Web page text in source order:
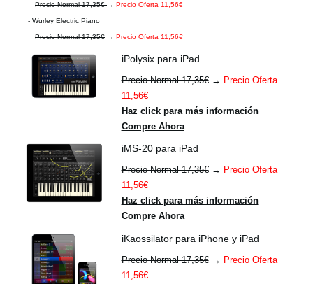
Precio Normal 17,35€→ Precio Oferta 11,56€
- Wurley Electric Piano
Precio Normal 17,35€ → Precio Oferta 11,56€
iPolysix para iPad
Precio Normal 17,35€→ Precio Oferta
11,56€
Haz click para más información
Compre Ahora
iMS-20 para iPad
Precio Normal 17,35€→ Precio Oferta
11,56€
Haz click para más información
Compre Ahora
iKaossilator para iPhone y iPad
Precio Normal 17,35€→ Precio Oferta
11,56€